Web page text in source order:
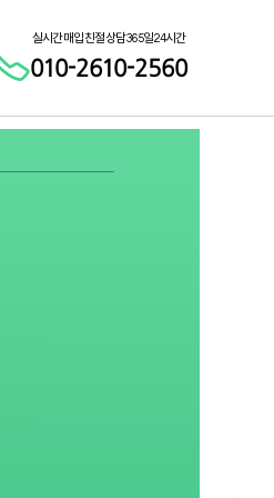
실시간 매입 친절 상담 365일 24시간
010-2610-2560